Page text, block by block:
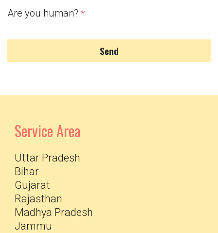
Are you human? *
Send
Service Area
Uttar Pradesh
Bihar
Gujarat
Rajasthan
Madhya Pradesh
Jammu